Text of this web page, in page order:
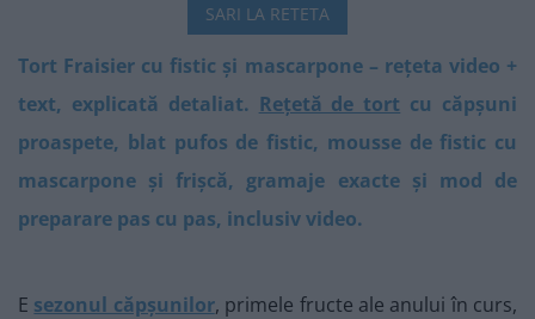
SARI LA RETETA
Tort Fraisier cu fistic și mascarpone – rețeta video +
text, explicată detaliat. Rețetă de tort cu căpșuni
proaspete, blat pufos de fistic, mousse de fistic cu
mascarpone și frișcă, gramaje exacte și mod de
preparare pas cu pas, inclusiv video.
E sezonul căpșunilor, primele fructe ale anului în curs,